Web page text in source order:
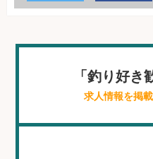
「釣り好き
求人情報を掲